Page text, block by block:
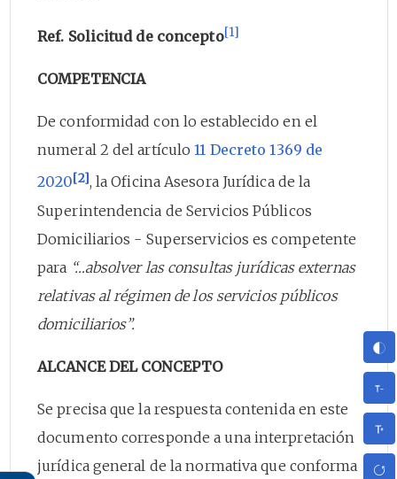
Ref. Solicitud de concepto[1]
COMPETENCIA
De conformidad con lo establecido en el
numeral 2 del artículo11 Decreto 1369 de
2020[2], la Oficina Asesora Jurídica de la
Superintendencia de Servicios Públicos
Domiciliarios - Superservicios es competente
para “…absolver las consultas jurídicas externas
relativas al régimen de los servicios públicos
domiciliarios”.
ALCANCE DEL CONCEPTO
Se precisa que la respuesta contenida en este
documento corresponde a una interpretación
jurídica general de la normativa que conforma